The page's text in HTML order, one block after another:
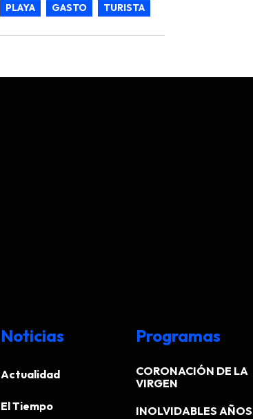
PLAYA GASTO TURISTA
Noticias
Actualidad
El Tiempo
Programas
CORONACIÓN DE LA
VIRGEN
INOLVIDABLES AÑOS